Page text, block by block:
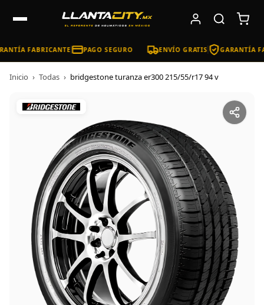
FABRICANTE PAGO SEGURO ENVÍO GRATIS GARANTÍA
Inicio › Todas › bridgestone turanza er300 215/55/r17 94 v